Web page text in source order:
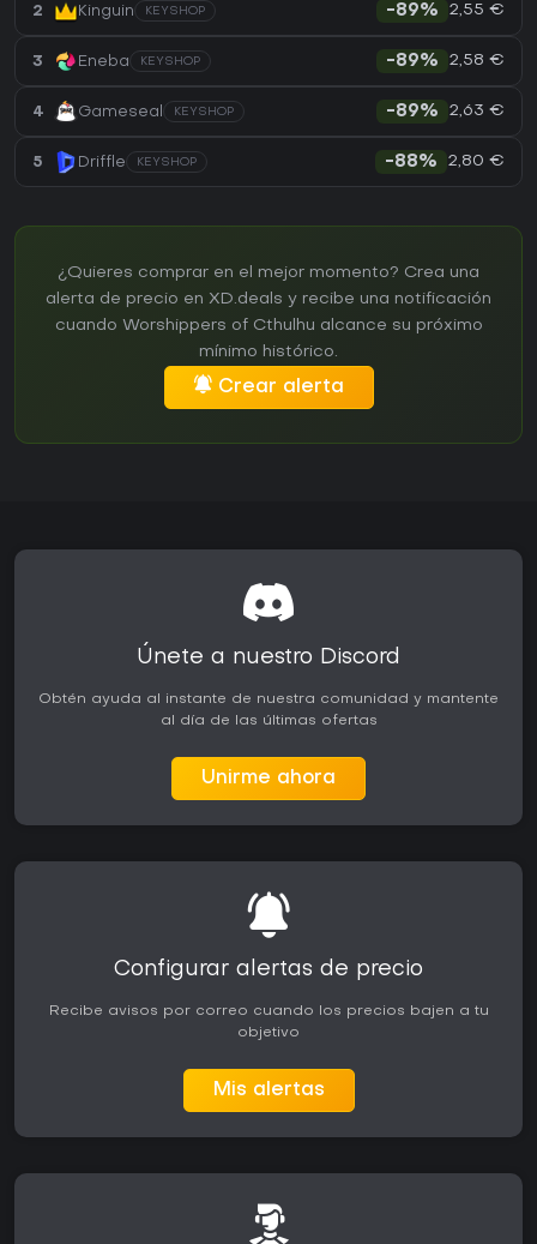
2 Kinguin KEYSHOP -89% 2,55 €
3 Eneba KEYSHOP -89% 2,58 €
4 Gameseal KEYSHOP -89% 2,63 €
5 Driffle KEYSHOP -88% 2,80 €
¿Quieres comprar en el mejor momento? Crea una
alerta de precio en XD.deals y recibe una notificación
cuando Worshippers of Cthulhu alcance su próximo
mínimo histórico.
Crear alerta
Únete a nuestro Discord
Obtén ayuda al instante de nuestra comunidad y mantente
al día de las últimas ofertas
Unirme ahora
Configurar alertas de precio
Recibe avisos por correo cuando los precios bajen a tu
objetivo
Mis alertas